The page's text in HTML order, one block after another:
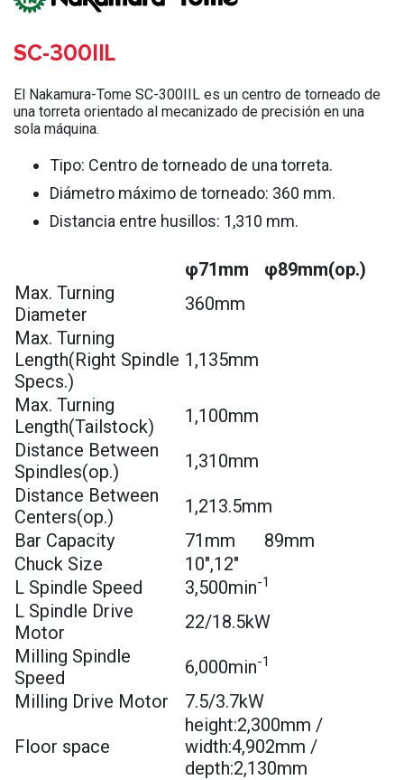
SC-300IIL
El Nakamura-Tome SC-300IIL es un centro de torneado de
una torreta orientado al mecanizado de precisión en una
sola máquina.
Tipo: Centro de torneado de una torreta.
Diámetro máximo de torneado: 360 mm.
Distancia entre husillos: 1,310 mm.
φ71mm
φ89mm(op.)
Max. Turning
Diameter
360mm
Max. Turning
Length(Right Spindle
Specs.)
1,135mm
Max. Turning
Length(Tailstock)
1,100mm
Distance Between
Spindles(op.)
1,310mm
Distance Between
Centers(op.)
1,213.5mm
Bar Capacity
71mm
89mm
Chuck Size
10″,12″
L Spindle Speed
3,500min-1
L Spindle Drive
Motor
22/18.5kW
Milling Spindle
Speed
6,000min-1
Milling Drive Motor 7.5/3.7kW
Floor space
height:2,300mm /
width:4,902mm /
depth:2,130mm